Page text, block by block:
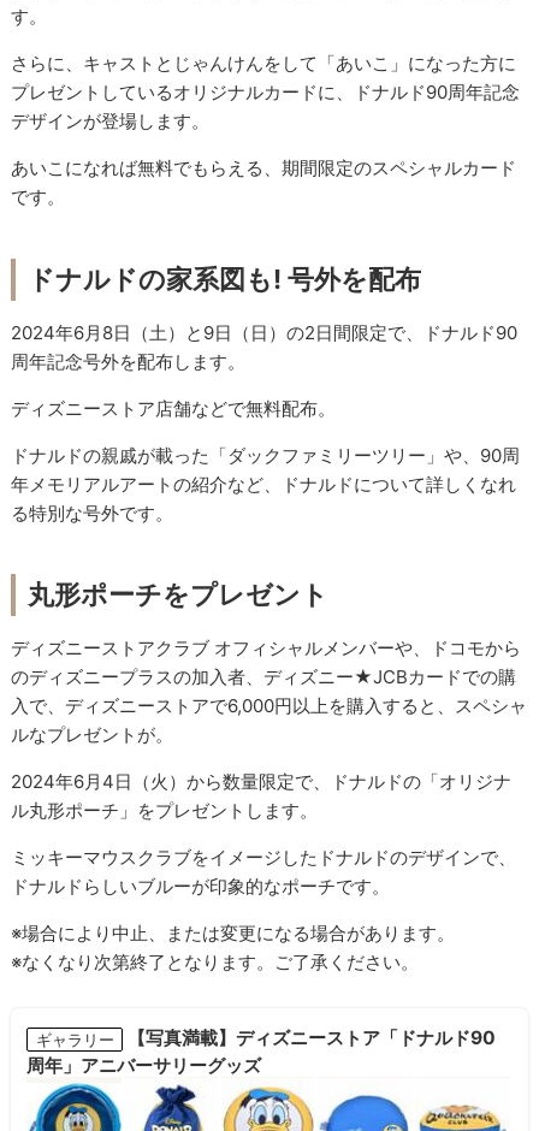
す。
さらに、キャストとじゃんけんをして「あいこ」になった方に
プレゼントしているオリジナルカードに、ドナルド90周年記念
デザインが登場します。
あいこになれば無料でもらえる、期間限定のスペシャルカード
です。
ドナルドの家系図も! 号外を配布
2024年6月8日（土）と9日（日）の2日間限定で、ドナルド90
周年記念号外を配布します。
ディズニーストア店舗などで無料配布。
ドナルドの親戚が載った「ダックファミリーツリー」や、90周
年メモリアルアートの紹介など、ドナルドについて詳しくなれ
る特別な号外です。
丸形ポーチをプレゼント
ディズニーストアクラブ オフィシャルメンバーや、ドコモから
のディズニープラスの加入者、ディズニー★JCBカードでの購
入で、ディズニーストアで6,000円以上を購入すると、スペシャ
ルなプレゼントが。
2024年6月4日（火）から数量限定で、ドナルドの「オリジナ
ル丸形ポーチ」をプレゼントします。
ミッキーマウスクラブをイメージしたドナルドのデザインで、
ドナルドらしいブルーが印象的なポーチです。
※場合により中止、または変更になる場合があります。
※なくなり次第終了となります。ご了承ください。
ギャラリー
【写真満載】ディズニーストア「ドナルド90
周年」アニバーサリーグッズ